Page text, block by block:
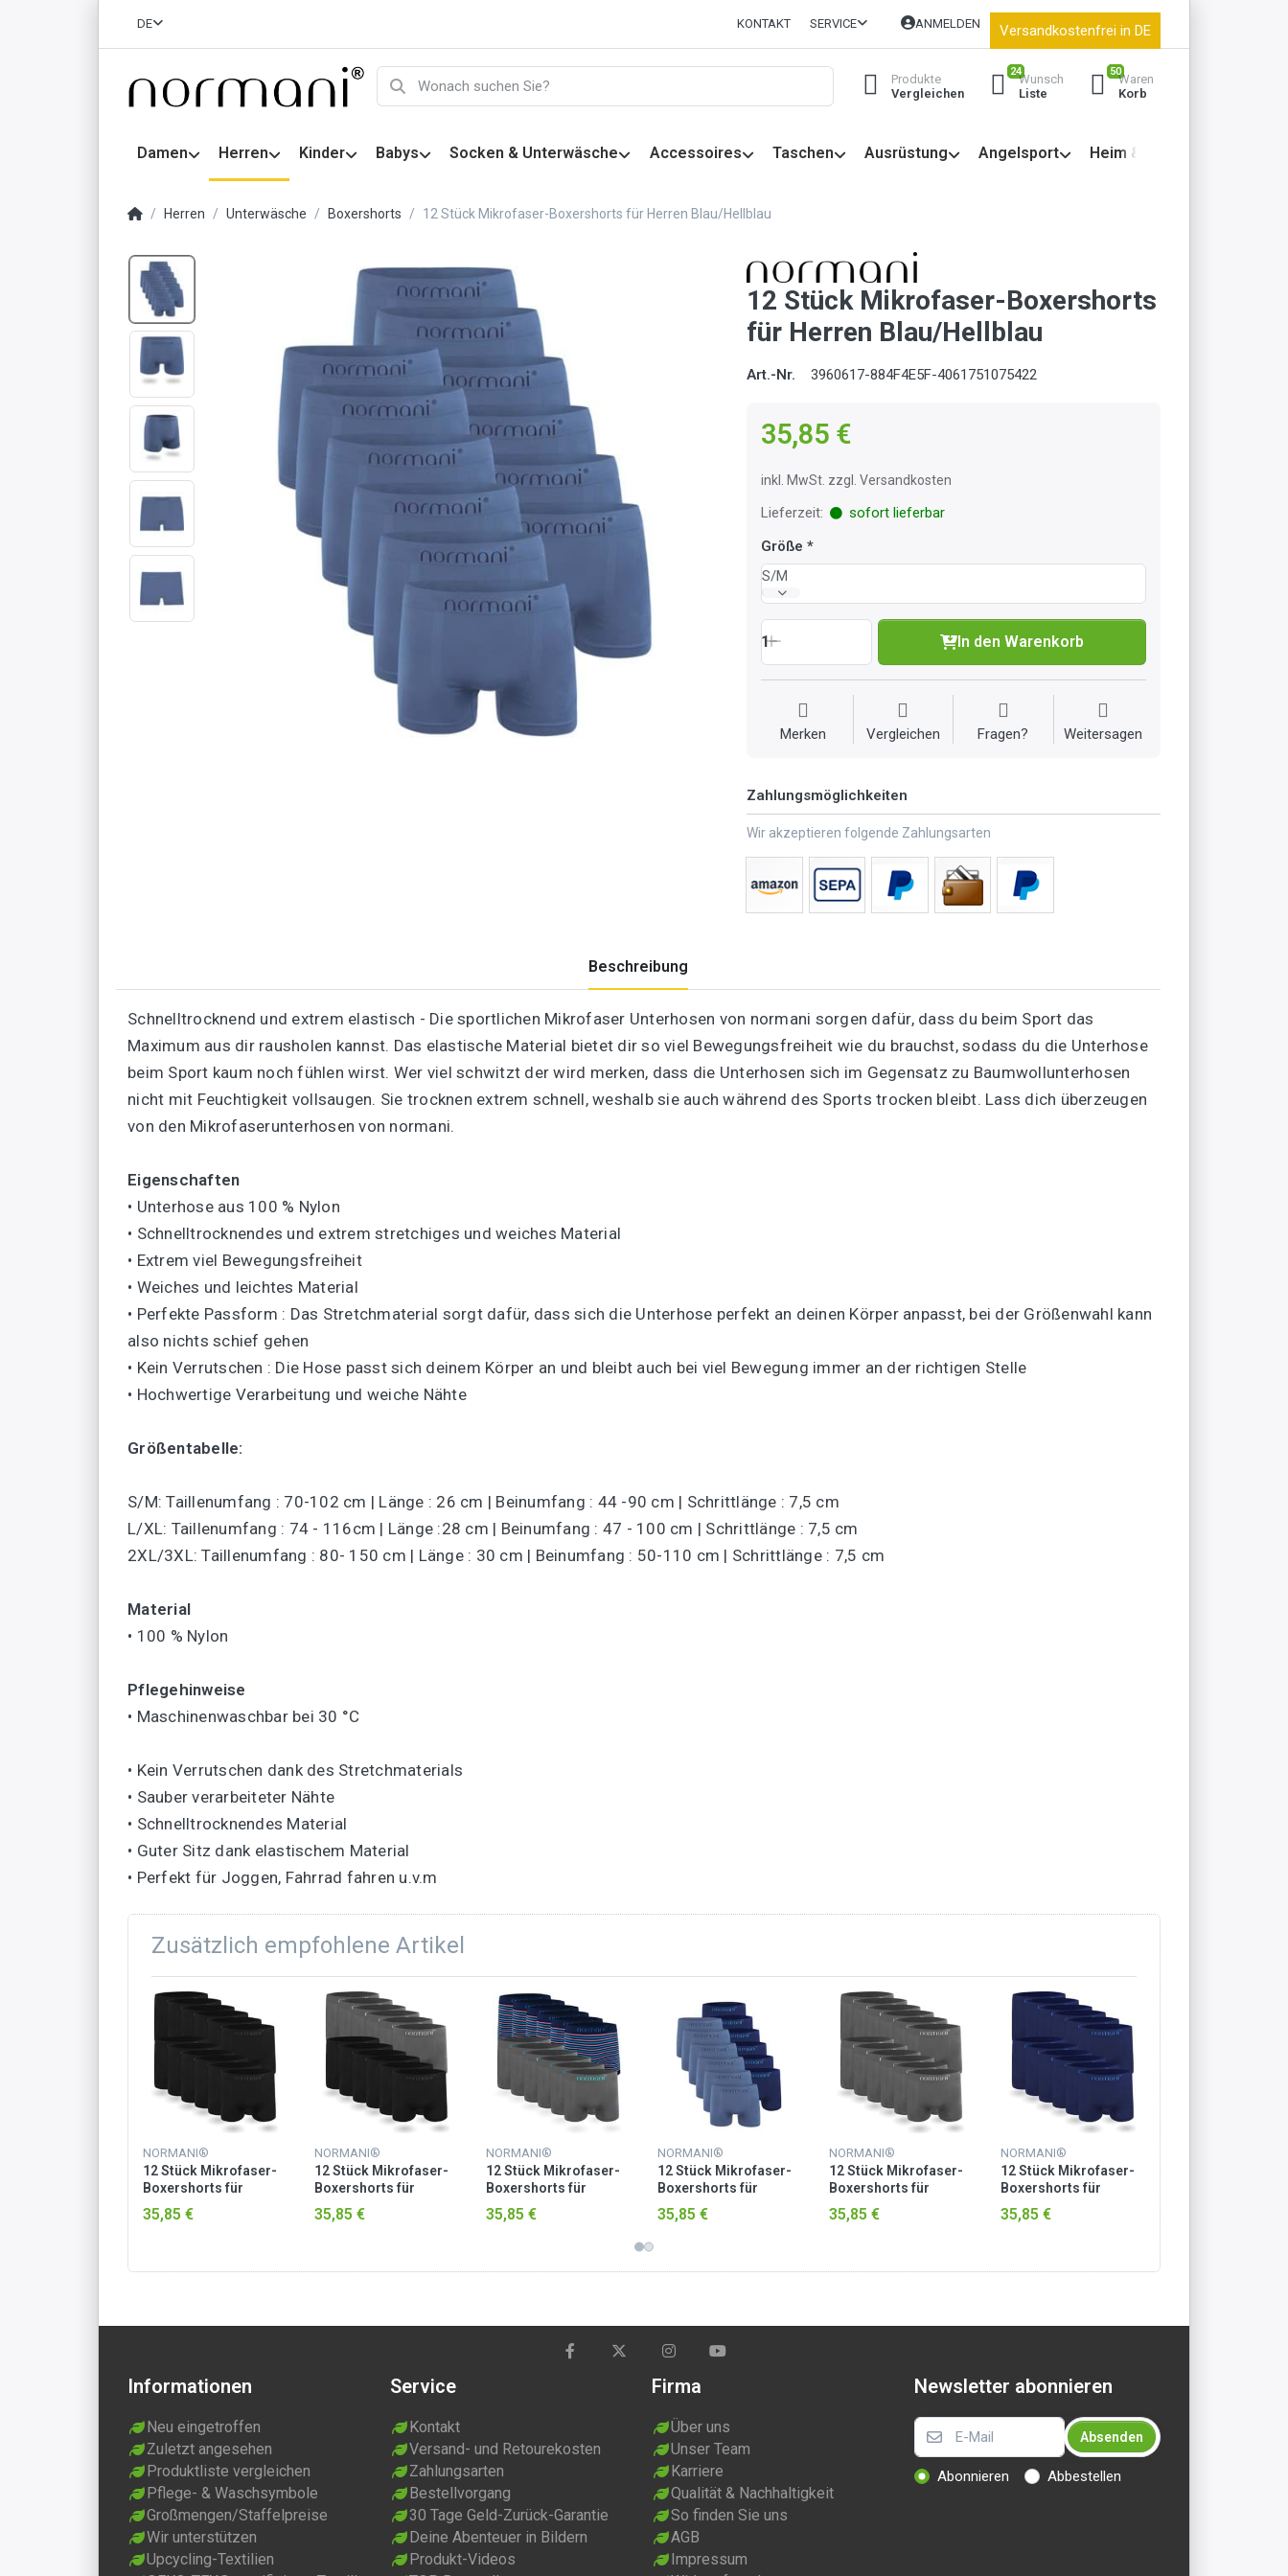
DE KONTAKT SERVICE ANMELDEN Versandkostenfrei in DE
Produkte
Vergleichen
24
Wunsch
Liste
50
Waren
Korb
Damen Herren Kinder Babys Socken & Unterwäsche Accessoires Taschen Ausrüstung Angelsport Heim & Garten
Herren Unterwäsche Boxershorts 12 Stück Mikrofaser-Boxershorts für Herren Blau/Hellblau
12 Stück Mikrofaser-Boxershorts
für Herren Blau/Hellblau
Art.-Nr. 3960617-884F4E5F-4061751075422
35,85 €
inkl. MwSt. zzgl. Versandkosten
Lieferzeit:
sofort lieferbar
Größe
S/M
1 In den Warenkorb
Merken Vergleichen Fragen? Weitersagen
Zahlungsmöglichkeiten
Wir akzeptieren folgende Zahlungsarten
Beschreibung
Schnelltrocknend und extrem elastisch - Die sportlichen Mikrofaser Unterhosen von normani sorgen dafür, dass du beim Sport das
Maximum aus dir rausholen kannst. Das elastische Material bietet dir so viel Bewegungsfreiheit wie du brauchst, sodass du die Unterhose
beim Sport kaum noch fühlen wirst. Wer viel schwitzt der wird merken, dass die Unterhosen sich im Gegensatz zu Baumwollunterhosen
nicht mit Feuchtigkeit vollsaugen. Sie trocknen extrem schnell, weshalb sie auch während des Sports trocken bleibt. Lass dich überzeugen
von den Mikrofaserunterhosen von normani.
Eigenschaften
• Unterhose aus 100 % Nylon
• Schnelltrocknendes und extrem stretchiges und weiches Material
• Extrem viel Bewegungsfreiheit
• Weiches und leichtes Material
• Perfekte Passform : Das Stretchmaterial sorgt dafür, dass sich die Unterhose perfekt an deinen Körper anpasst, bei der Größenwahl kann
also nichts schief gehen
• Kein Verrutschen : Die Hose passt sich deinem Körper an und bleibt auch bei viel Bewegung immer an der richtigen Stelle
• Hochwertige Verarbeitung und weiche Nähte
Größentabelle:
S/M: Taillenumfang : 70-102 cm | Länge : 26 cm | Beinumfang : 44 -90 cm | Schrittlänge : 7,5 cm
L/XL: Taillenumfang : 74 - 116cm | Länge :28 cm | Beinumfang : 47 - 100 cm | Schrittlänge : 7,5 cm
2XL/3XL: Taillenumfang : 80- 150 cm | Länge : 30 cm | Beinumfang : 50-110 cm | Schrittlänge : 7,5 cm
Material
• 100 % Nylon
Pflegehinweise
• Maschinenwaschbar bei 30 °C
• Kein Verrutschen dank des Stretchmaterials
• Sauber verarbeiteter Nähte
• Schnelltrocknendes Material
• Guter Sitz dank elastischem Material
• Perfekt für Joggen, Fahrrad fahren u.v.m
Zusätzlich empfohlene Artikel
NORMANI®
12 Stück Mikrofaser-
Boxershorts für
Herren Schwarz
35,85 €
NORMANI®
12 Stück Mikrofaser-
Boxershorts für
Herren Schwarz /
Grau
35,85 €
NORMANI®
12 Stück Mikrofaser-
Boxershorts für
Herren Bicycle /
Blau/Pink
35,85 €
NORMANI®
12 Stück Mikrofaser-
Boxershorts für
Herren Blau /
Blau/Hellblau
35,85 €
NORMANI®
12 Stück Mikrofaser-
Boxershorts für
Herren Grau
35,85 €
NORMANI®
12 Stück Mikrofaser-
Boxershorts für
Herren Blau
35,85 €
Informationen
Neu eingetroffen
Zuletzt angesehen
Produktliste vergleichen
Pflege- & Waschsymbole
Großmengen/Staffelpreise
Wir unterstützen
Upcycling-Textilien
Service
Kontakt
Versand- und Retourekosten
Zahlungsarten
Bestellvorgang
30 Tage Geld-Zurück-Garantie
Deine Abenteuer in Bildern
Produkt-Videos
Firma
Über uns
Unser Team
Karriere
Qualität & Nachhaltigkeit
So finden Sie uns
AGB
Impressum
Newsletter abonnieren
Absenden
Abonnieren Abbestellen